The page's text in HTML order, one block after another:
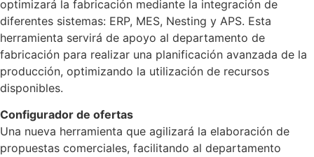
optimizará la fabricación mediante la integración de
diferentes sistemas: ERP, MES, Nesting y APS. Esta
herramienta servirá de apoyo al departamento de
fabricación para realizar una planificación avanzada de la
producción, optimizando la utilización de recursos
disponibles.
Configurador de ofertas
Una nueva herramienta que agilizará la elaboración de
propuestas comerciales, facilitando al departamento